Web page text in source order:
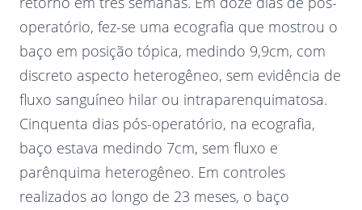
operatório, fez-se uma ecografia que mostrou o
baço em posição tópica, medindo 9,9cm, com
discreto aspecto heterogêneo, sem evidência de
fluxo sanguíneo hilar ou intraparenquimatosa.
Cinquenta dias pós-operatório, na ecografia,
baço estava medindo 7cm, sem fluxo e
parênquima heterogêneo. Em controles
realizados ao longo de 23 meses, o baço